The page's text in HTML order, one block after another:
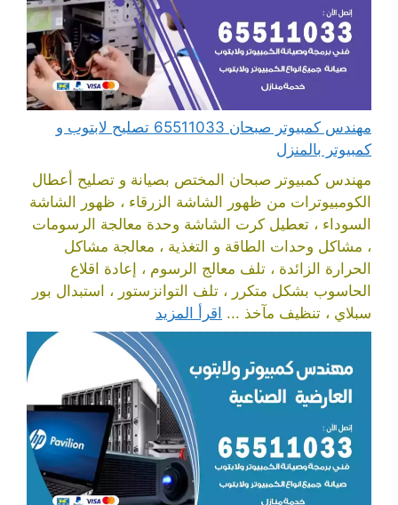
مهندس كمبيوتر صبحان 65511033 تصليح لابتوب و
كمبيوتر بالمنزل
مهندس كمبيوتر صبحان المختص بصيانة و تصليح أعطال
الكومبيوترات من ظهور الشاشة الزرقاء ، ظهور الشاشة
السوداء ، تعطيل كرت الشاشة وحدة معالجة الرسومات
، مشاكل وحدات الطاقة و التغذية ، معالجة مشاكل
الحرارة الزائدة ، تلف معالج الرسوم ، إعادة اقلاع
الحاسوب بشكل متكرر ، تلف التوانزستور ، استبدال بور
سبلاي ، تنظيف مآخذ ... اقرأ المزيد